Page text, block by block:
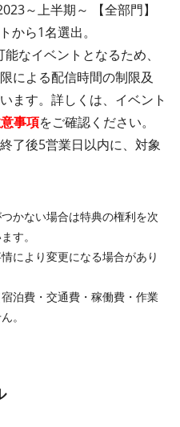
～上半期～ 【全部門】
から1名選出。
なイベントとなるため、
による配信時間の制限及
ます。詳しくは、イベント
事項をご確認ください。
了後5営業日以内に、対象
かない場合は特典の権利を次
す。
により変更になる場合があり
泊費・交通費・稼働費・作業
。